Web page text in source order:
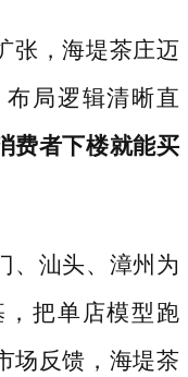
张，海堤茶庄迈
局逻辑清晰直
费者下楼就能买
、汕头、漳州为
把单店模型跑
场反馈，海堤茶